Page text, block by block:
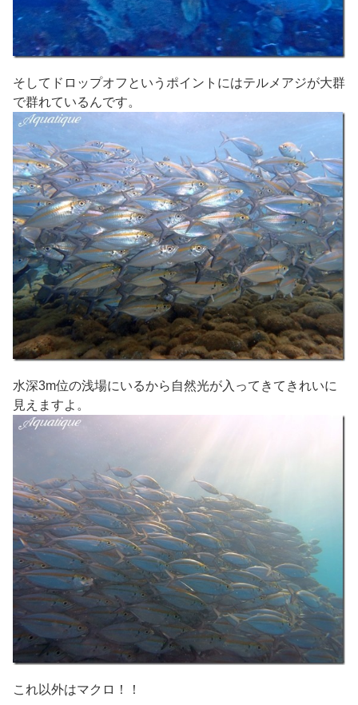
そしてドロップオフというポイントにはテルメアジが大群
で群れているんです。
水深3m位の浅場にいるから自然光が入ってきてきれいに
見えますよ。
これ以外はマクロ！！